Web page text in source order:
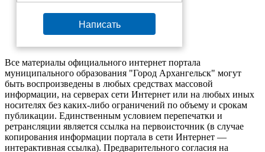
Написать
Все материалы официального интернет портала
муниципального образования "Город Архангельск" могут
быть воспроизведены в любых средствах массовой
информации, на серверах сети Интернет или на любых иных
носителях без каких-либо ограничений по объему и срокам
публикации. Единственным условием перепечатки и
ретрансляции является ссылка на первоисточник (в случае
копирования информации портала в сети Интернет —
интерактивная ссылка). Предварительного согласия на